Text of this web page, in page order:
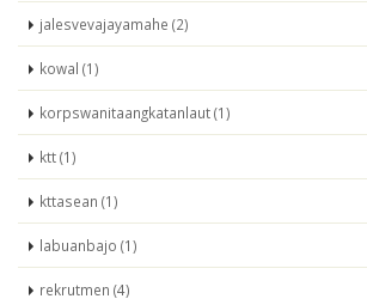
jalesvevajayamahe (2)
kowal (1)
korpswanitaangkatanlaut (1)
ktt (1)
kttasean (1)
labuanbajo (1)
rekrutmen (4)